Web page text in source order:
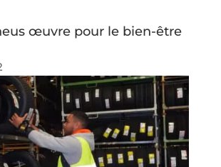
œuvre pour le bien-être